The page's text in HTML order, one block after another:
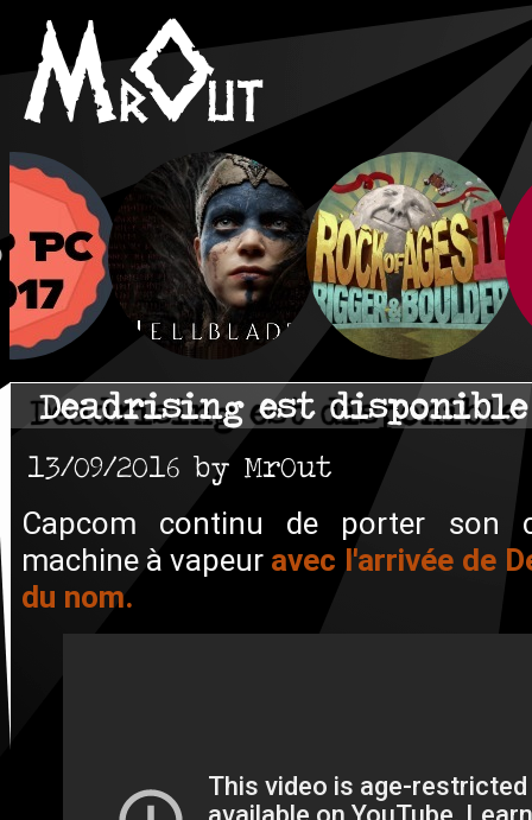
Deadrising est disponible
13/09/2016 by MrOut
Capcom continu de porter son
machine à vapeur avec l'arrivée de
du nom.